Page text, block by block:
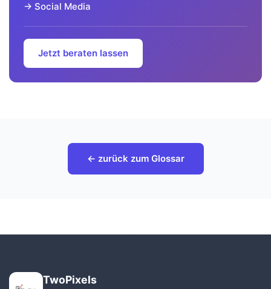
→ Social Media
Jetzt beraten lassen
← zurück zum Glossar
TwoPixels